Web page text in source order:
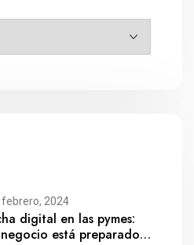
febrero, 2024
digital en las pymes:
está preparado